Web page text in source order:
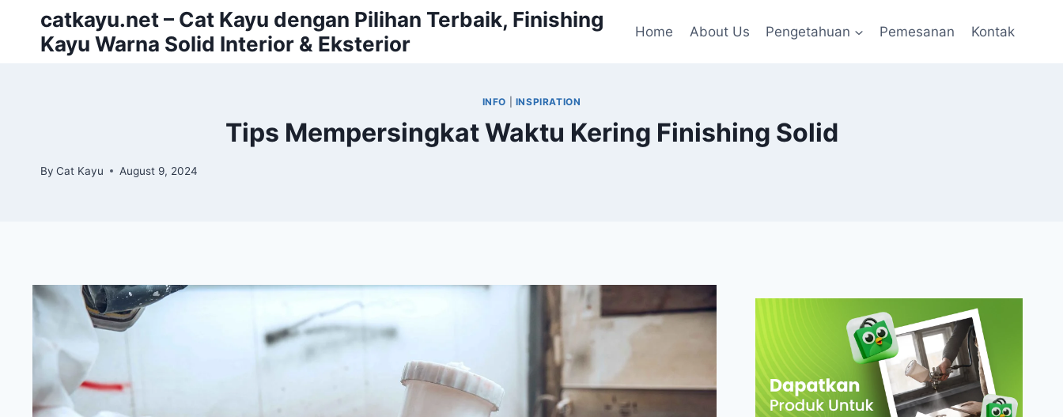
content
catkayu.net – Cat Kayu dengan Pilihan Terbaik, Finishing
Kayu Warna Solid Interior & Eksterior
Home About Us Pengetahuan Pemesanan Kontak
INFO INSPIRATION
Tips Mempersingkat Waktu Kering Finishing Solid
By Cat Kayu August 9, 2024